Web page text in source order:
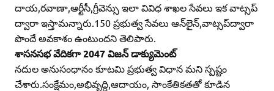
దాయ,రవాణా,ఆర్టీసీ,గ్రీవెన్సు ఇలా వివిధ శాఖల సేవలు ఇక వాట్సప్‌
ద్వారా ఇస్తామన్నారు.150 ప్రభుత్వ సేవలు ఆన్‌లైన్‌,వాట్సప్‌ద్వారా
పొందే అవకాశం ఉంటుందని తెలిపారు.
శాసనసభ వేదికగా 2047 విజన్‌ డాక్యుమెంట్‌
నదుల అనుసంధానం కూటమి ప్రభుత్వ విధాన మని స్పష్టం
చేశారు.సంక్షేమం,అభివృద్ధి,ఆదాయం, సాంకేతికతతో కూడిన